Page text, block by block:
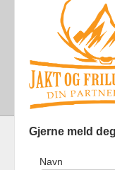
Gjerne meld
Navn